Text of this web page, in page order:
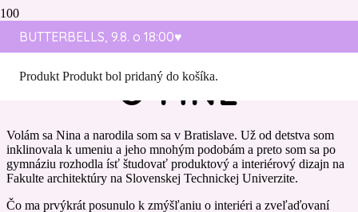
BUTTERBELLS, 9.8. o 18:00♥️
Produkt Produkt bol pridaný do košíka.
O MNE
Volám sa Nina a narodila som sa v Bratislave. Už od detstva som
inklinovala k umeniu a jeho mnohým podobám a preto som sa po
gymnáziu rozhodla ísť študovať produktový a interiérový dizajn na
Fakulte architektúry na Slovenskej Technickej Univerzite.
Čo ma prvýkrát posunulo k zmýšľaniu o interiéri a zveľaďovaní